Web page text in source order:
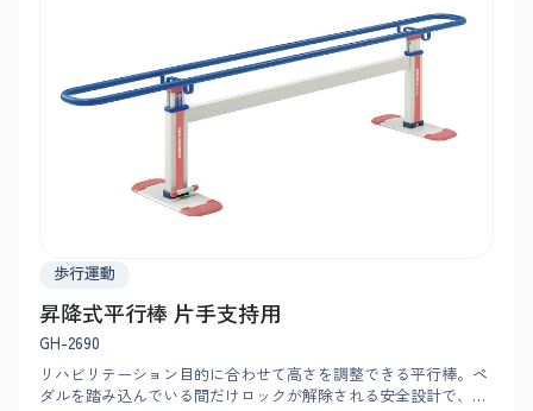
歩行運動
昇降式平行棒 片手支持用
GH-2690
リハビリテーション目的に合わせて高さを調整できる平行棒。ペ
ダルを踏み込んでいる間だけロックが解除される安全設計で、負